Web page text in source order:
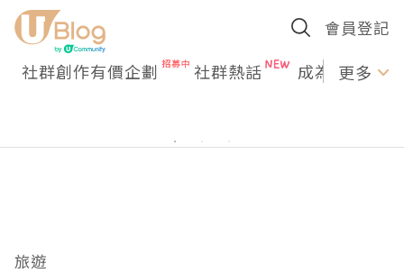
會員登記
社群創作有價企劃 社群熱話 成為U更多
旅遊